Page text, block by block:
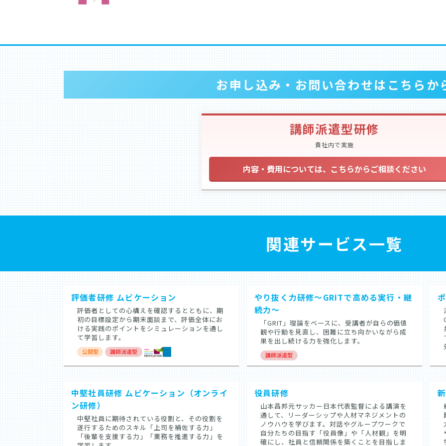
お申し込み・お問い合わせはこちらか
講師派遣型研修
貴社内で実施
内容・費用については、こちらからご相談ください
関連サービス一覧
評価者研修 ムビケーション
評価者としての心構えを確認するとともに、期
初の目標設定から期末面談まで、評価全体にお
ける実践のポイントをシミュレーションを通し
て学習します。
やり抜く力研修～GRITで高める実行・継
続力～
「GRIT」理論をベースに、受講者が自らの価値
観や行動を見直し、困難に立ち向かいながら成
果を出し続ける力を強化します。
中堅社員研修 ムビケーション（オンライ
ン研修）
中堅社員に期待されている役割と、その役割を
遂行するためのスキル「上司を補佐する力」
「後輩を支援する力」「業務を推進する力」を
役員研修
山本昌邦元サッカー日本代表監督による講演を
通して、リーダーシップや人材マネジメントの
ノウハウを学びます。対話やグループワークで
自分たちの目指す「役員像」や「人材観」を明
確にし、社員と信頼関係を築くことを目指しま